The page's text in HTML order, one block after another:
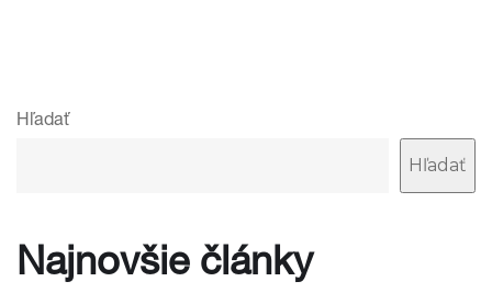
Hľadať
Hľadať
Najnovšie články